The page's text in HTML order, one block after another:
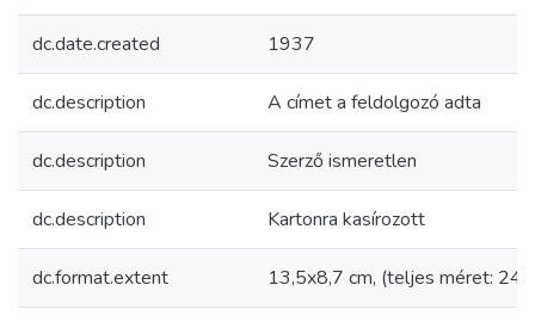
dc.date.created 1937
dc.description A címet a feldolgozó adta
dc.description Szerző ismeretlen
dc.description Kartonra kasírozott
dc.format.extent 13,5x8,7 cm, (teljes méret: